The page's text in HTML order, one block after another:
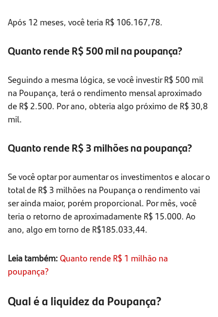
Após 12 meses, você teria R$ 106.167,78.
Quanto rende R$ 500 mil na poupança?
Seguindo a mesma lógica, se você investir R$ 500 mil
na Poupança, terá o rendimento mensal aproximado
de R$ 2.500. Por ano, obteria algo próximo de R$ 30,8
mil.
Quanto rende R$ 3 milhões na poupança?
Se você optar por aumentar os investimentos e alocar o
total de R$ 3 milhões na Poupança o rendimento vai
ser ainda maior, porém proporcional. Por mês, você
teria o retorno de aproximadamente R$ 15.000. Ao
ano, algo em torno de R$185.033,44.
Leia também: Quanto rende R$ 1 milhão na
poupança?
Qual é a liquidez da Poupança?